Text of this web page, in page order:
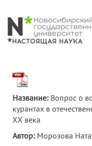
Название: Вопрос о
курантах в
XX века
Автор: Морозова